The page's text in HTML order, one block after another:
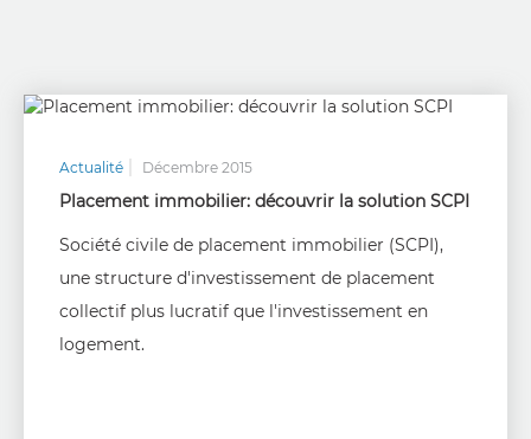
Actualité Décembre 2015
Placement immobilier: découvrir la solution SCPI
Société civile de placement immobilier (SCPI),
une structure d'investissement de placement
collectif plus lucratif que l'investissement en
logement.